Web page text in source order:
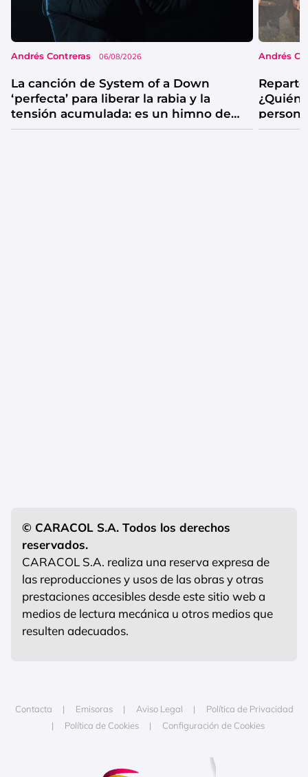
Andrés Contreras 06/08/2026
La canción de System of a Down
‘perfecta’ para liberar la rabia y la
tensión acumulada: es un himno de
catarsis
Andrés
¿Quién
© CARACOL S.A. Todos los derechos
reservados.
CARACOL S.A. realiza una reserva expresa de
las reproducciones y usos de las obras y otras
prestaciones accesibles desde este sitio web a
medios de lectura mecánica u otros medios que
resulten adecuados.
Contacta Emisoras Aviso Legal
Política de Privacidad
Política de Cookies
Configuración de Cookies